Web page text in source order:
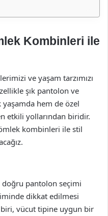
Kombinleri ile
ve yaşam tarzımızı
şık pantolon ve
hem de özel
etkili yollarından biridir.
kombinleri ile stil
pantolon seçimi
dikkat edilmesi
vücut tipine uygun bir